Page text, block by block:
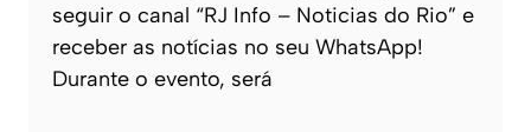
seguir o canal “RJ Info – Noticias do Rio” e
receber as notícias no seu WhatsApp!
Durante o evento, será